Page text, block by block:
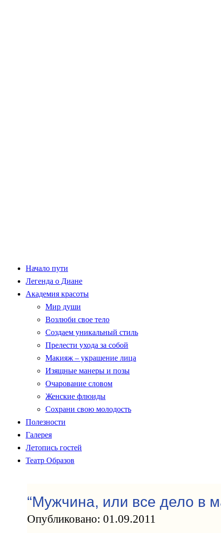
Начало пути
Легенда о Диане
Академия красоты
Мир души
Возлюби свое тело
Создаем уникальный стиль
Прелести ухода за собой
Макияж – украшение лица
Изящные манеры и позы
Очарование словом
Женские флюиды
Сохрани свою молодость
Полезности
Галерея
Летопись гостей
Театр Образов
“Мужчина, или все дело в
Опубликовано: 01.09.2011